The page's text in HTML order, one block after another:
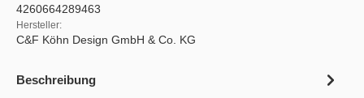
4260664289463
Hersteller:
C&F Köhn Design GmbH & Co. KG
Beschreibung